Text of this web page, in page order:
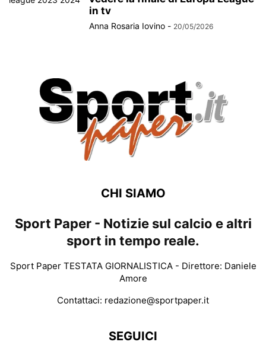
in tv
Anna Rosaria Iovino - 20/05/2026
CHI SIAMO
Sport Paper - Notizie sul calcio e altri
sport in tempo reale.
Sport Paper TESTATA GIORNALISTICA - Direttore: Daniele
Amore
Contattaci: redazione@sportpaper.it
SEGUICI